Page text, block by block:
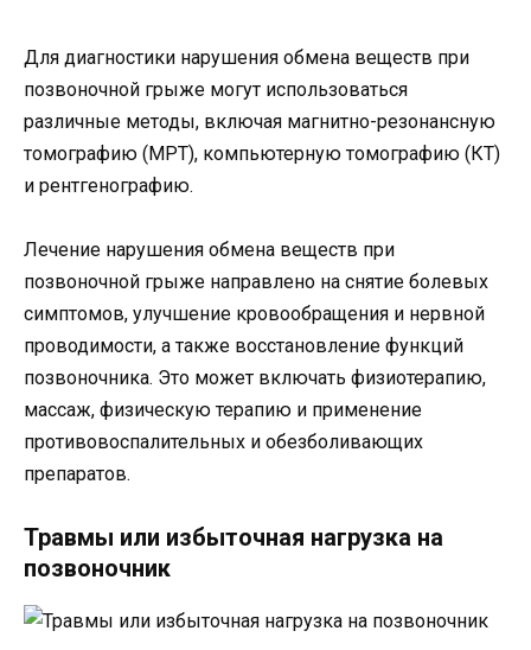
Для диагностики нарушения обмена веществ при
позвоночной грыже могут использоваться
различные методы, включая магнитно-резонансную
томографию (МРТ), компьютерную томографию (КТ)
и рентгенографию.
Лечение нарушения обмена веществ при
позвоночной грыже направлено на снятие болевых
симптомов, улучшение кровообращения и нервной
проводимости, а также восстановление функций
позвоночника. Это может включать физиотерапию,
массаж, физическую терапию и применение
противовоспалительных и обезболивающих
препаратов.
Травмы или избыточная нагрузка на
позвоночник